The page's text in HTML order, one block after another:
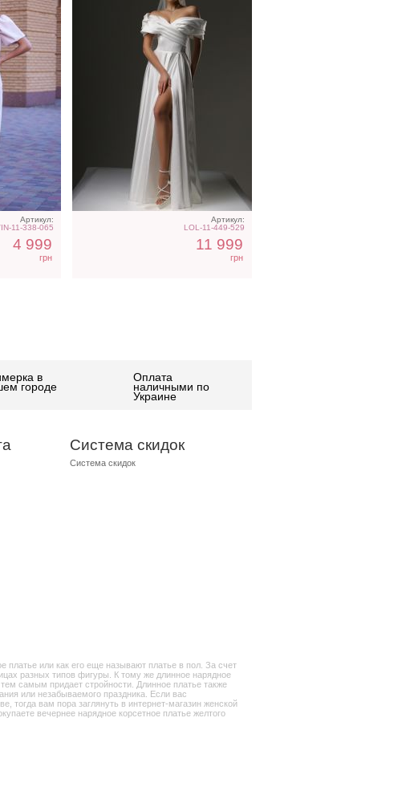
платье или как его еще называют платье в пол. За счет
разных типов фигуры. К тому же длинное нарядное
самым придает стройности. Длинное платье также
или незабываемого праздника. Если вас
тогда вам пора заглянуть в интернет-магазин женской
вечернее нарядное корсетное платье желтого
Артикул:
11-338-065
4 999
грн
Артикул:
LOL-11-449-529
11 999
грн
в
городе
Оплата
наличными по
Украине
Система скидок
Система скидок